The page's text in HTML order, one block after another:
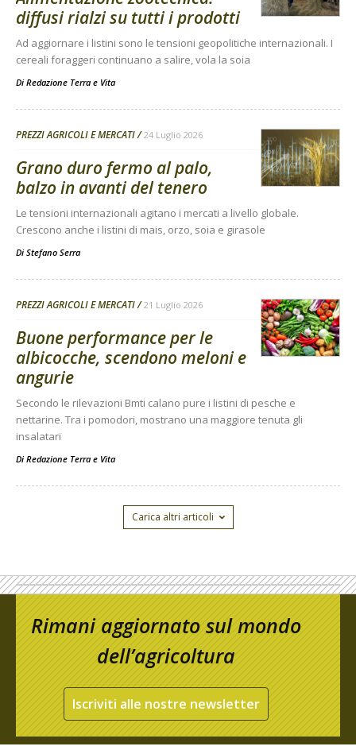
diffusi rialzi su tutti i prodotti
Ad aggiornare i listini sono le tensioni geopolitiche internazionali. I
cereali foraggeri continuano a salire, vola la soia
Di Redazione Terra e Vita
PREZZI AGRICOLI E MERCATI 24 Luglio 2026
Grano duro fermo al palo,
balzo in avanti del tenero
Le tensioni internazionali agitano i mercati a livello globale.
Crescono anche i listini di mais, orzo, soia e girasole
Di Stefano Serra
PREZZI AGRICOLI E MERCATI 21 Luglio 2026
Buone performance per le
albicocche, scendono meloni e
angurie
Secondo le rilevazioni Bmti calano pure i listini di pesche e
nettarine. Tra i pomodori, mostrano una maggiore tenuta gli
insalatari
Di Redazione Terra e Vita
Carica altri articoli
Rimani aggiornato sul mondo
dell’agricoltura
Iscriviti alle nostre newsletter